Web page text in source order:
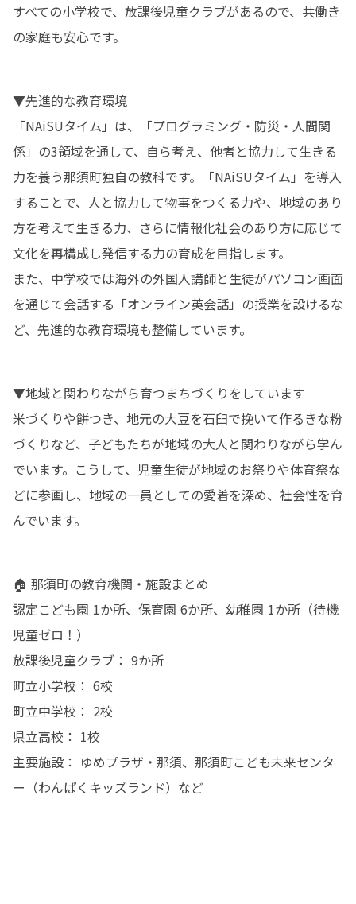
すべての小学校で、放課後児童クラブがあるので、共働き
の家庭も安心です。
▼先進的な教育環境
「NAiSUタイム」は、「プログラミング・防災・人間関
係」の3領域を通して、自ら考え、他者と協力して生きる
力を養う那須町独自の教科です。「NAiSUタイム」を導入
することで、人と協力して物事をつくる力や、地域のあり
方を考えて生きる力、さらに情報化社会のあり方に応じて
文化を再構成し発信する力の育成を目指します。
また、中学校では海外の外国人講師と生徒がパソコン画面
を通じて会話する「オンライン英会話」の授業を設けるな
ど、先進的な教育環境も整備しています。
▼地域と関わりながら育つまちづくりをしています
米づくりや餅つき、地元の大豆を石臼で挽いて作るきな粉
づくりなど、子どもたちが地域の大人と関わりながら学ん
でいます。こうして、児童生徒が地域のお祭りや体育祭な
どに参画し、地域の一員としての愛着を深め、社会性を育
んでいます。
🏠 那須町の教育機関・施設まとめ
認定こども園 1か所、保育園 6か所、幼稚園 1か所（待機
児童ゼロ！）
放課後児童クラブ： 9か所
町立小学校： 6校
町立中学校： 2校
県立高校： 1校
主要施設： ゆめプラザ・那須、那須町こども未来センタ
ー（わんぱくキッズランド）など